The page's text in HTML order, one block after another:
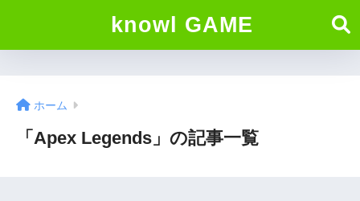
knowl GAME
ホーム
「Apex Legends」の記事一覧